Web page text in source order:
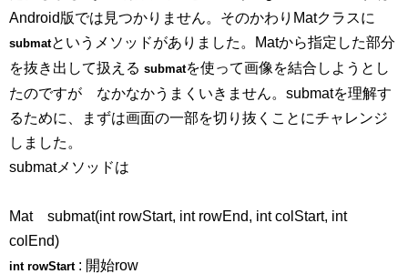
Android版では見つかりません。そのかわりMatクラスに
submatというメソッドがありました。Matから指定した部分
を抜き出して扱える submatを使って画像を結合しようとし
たのですが なかなかうまくいきません。submatを理解す
るために、まずは画面の一部を切り抜くことにチャレンジ
しました。
submatメソッドは
Mat submat(int rowStart, int rowEnd, int colStart, int
colEnd)
int rowStart: 開始row